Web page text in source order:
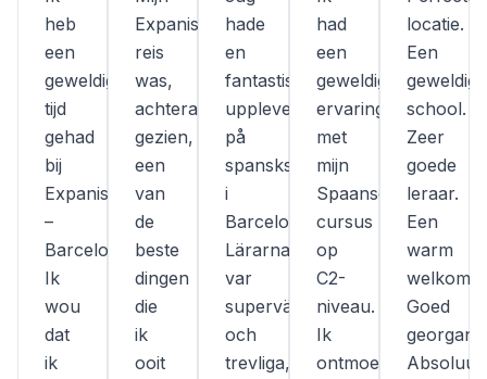
heb
een
geweldige
tijd
gehad
bij
Expanish
–
Barcelona!
Ik
wou
dat
ik
Expanish-
reis
was,
achteraf
gezien,
een
van
de
beste
dingen
die
ik
ooit
hade
en
fantastisk
upplevelse
på
spanskskolan
i
Barcelona!
Lärarna
var
supervänliga
och
trevliga,
had
een
geweldige
ervaring
met
mijn
Spaanse
cursus
op
C2-
niveau.
Ik
ontmoette
locatie.
Een
geweldige
school.
Zeer
goede
leraar.
Een
warm
welkom.
Goed
Absoluut